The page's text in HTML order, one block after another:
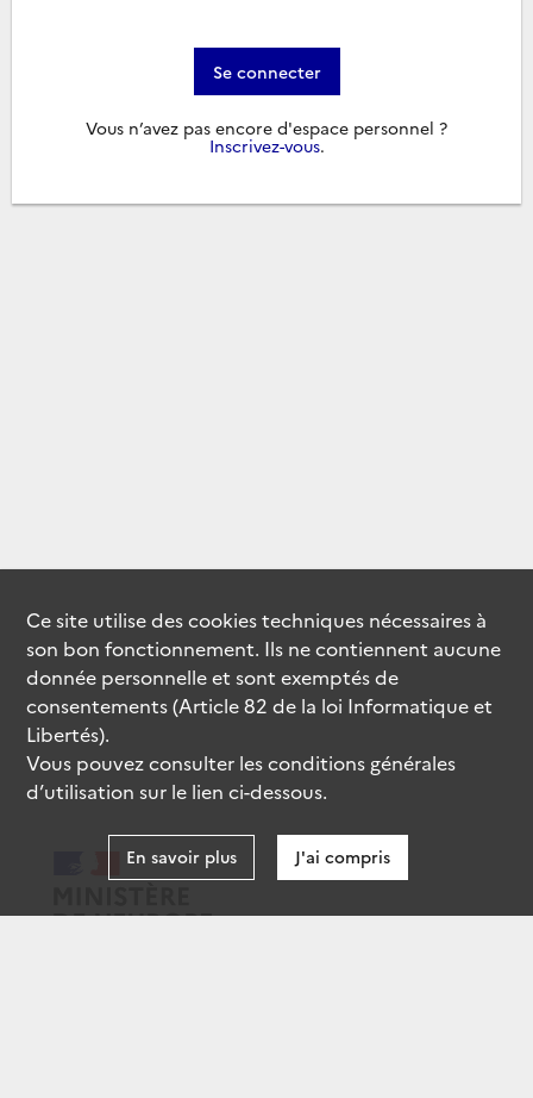
Se connecter
Vous n’avez pas encore d'espace personnel ?
Inscrivez-vous.
Ce site utilise descookiestechniques nécessaires à
son bon fonctionnement. Ils ne contiennent aucune
donnée personnelle et sont exemptés de
consentements (Article 82 de la loi Informatique et
Libertés).
Vous pouvez consulter les conditions générales
d’utilisation sur le lien ci-dessous.
En savoir plus J'ai compris